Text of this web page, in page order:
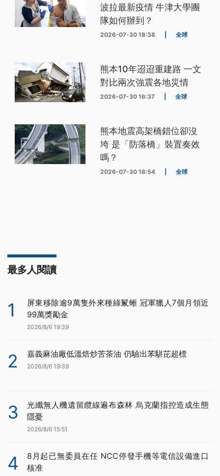
波拉最新疫情 牛津大學團
隊如何辦到？
2026-07-30 18:38 全球
熊本10年迢迢重建路 一文
對比兩次強震各地災情
2026-07-30 16:37 全球
熊本地震高架橋錯位卻沒
垮 是「防落橋」裝置奏效
嗎？
2026-07-30 18:54 全球
最多人閱讀
1
屏東移除逾9萬隻外來種綠鬣蜥 冠軍獵人7個月領近
99萬獎勵金
2026/8/6 19:39
2 嘉義麻油廠低溫焙炒苦茶油 仍驗出苯駢芘超標
2026/8/6 19:39
3
光纖無人機遺留纜線遍布森林 烏克蘭指控造成生態
隱憂
2026/8/6 15:51
4
8月起已無委員在任 NCC停發手機等電信設備進口
核准